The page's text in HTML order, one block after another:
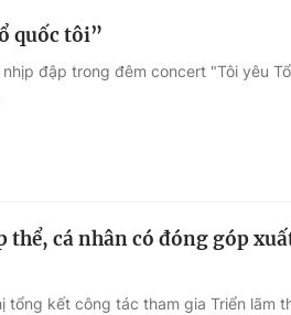
quốc tôi”
đập trong đêm concert "Tôi yêu
thể, cá nhân có đóng góp
tổng kết công tác tham gia Triển lãm